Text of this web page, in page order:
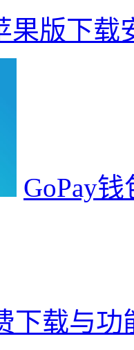
果版下载
GoPay
下载与功